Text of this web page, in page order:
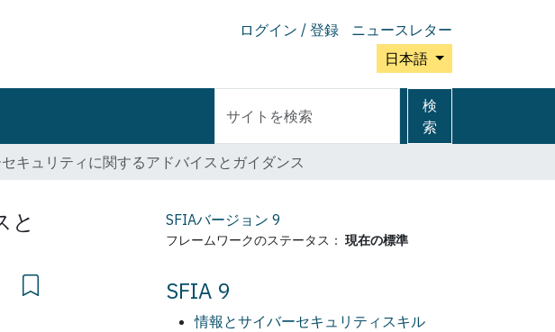
ログイン / 登録
ニュースレター
日本語
イ
ト
を
検
索
細
検
索
キュリティに関するアドバイスとガイダンス
と
SFIAバージョン 9
フレームワークのステータス： 現在の標準
SFIA 9
情報とサイバーセキュリティスキル